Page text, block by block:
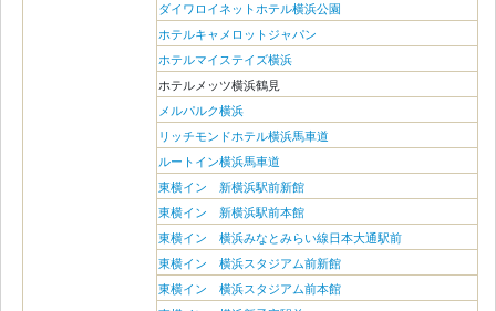
ダイワロイネットホテル横浜公園
ホテルキャメロットジャパン
ホテルマイステイズ横浜
ホテルメッツ横浜鶴見
メルパルク横浜
リッチモンドホテル横浜馬車道
ルートイン横浜馬車道
東横イン 新横浜駅前新館
東横イン 新横浜駅前本館
東横イン 横浜みなとみらい線日本大通駅前
東横イン 横浜スタジアム前新館
東横イン 横浜スタジアム前本館